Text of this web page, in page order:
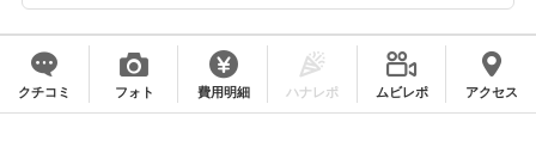
クチコミ フォト 費用明細 ハナレポ ムビレポ アクセス